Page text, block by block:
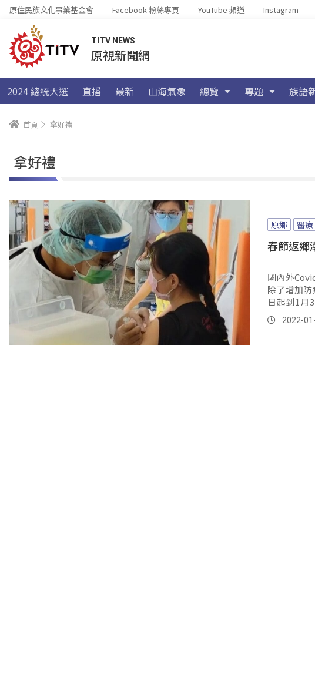
原住民族文化事業基金會 Facebook 粉絲專頁 YouTube 頻道 Instagram
TITV NEWS
原視新聞網
2024 總統大選 直播 最新 山海氣象 總覽 專題 族語
首頁 拿好禮
拿好禮
原鄉 醫療
春節返鄉
國內外
除了增加
日起到1月
券。2022-